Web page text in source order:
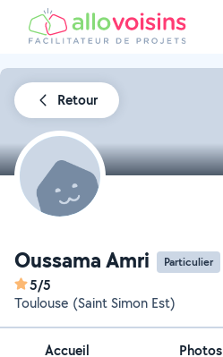
Retour
Oussama Amri Particulier
5/5
Toulouse (Saint Simon Est)
Accueil Photos